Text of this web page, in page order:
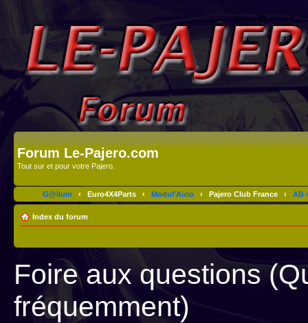
Forum Le-Pajero.com
Tout sur et pour votre Pajero.
G@lium ‹ Euro4X4Parts ‹ Modul'Auto ‹ Pajero Club France ‹ AB
Index du forum
Foire aux questions
fréquemment)